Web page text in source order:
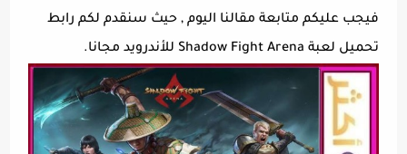
فيجب عليكم متابعة مقالنا اليوم , حيث سنقدم لكم رابط
تحميل لعبة Shadow Fight Arena للأندرويد مجانا.